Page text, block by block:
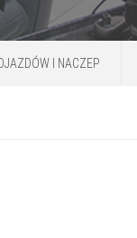
I NACZEP